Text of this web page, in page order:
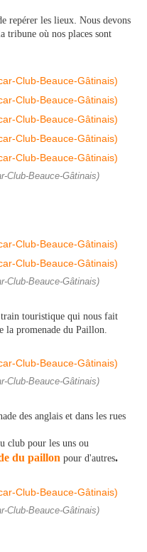
repérer les lieux Nous devons
tribune où nos places sont
Club-Beauce-Gâtinais)
Club-Beauce-Gâtinais)
train touristique qui nous fait
promenade du Paillon.
Club-Beauce-Gâtinais)
des anglais et dans les rues
club pour les uns ou
du paillon pour d'autres.
Club-Beauce-Gâtinais)